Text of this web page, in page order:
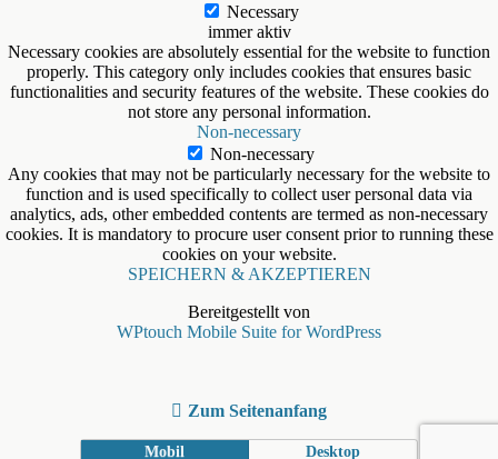
Necessary
immer aktiv
Necessary cookies are absolutely essential for the website to function
properly. This category only includes cookies that ensures basic
functionalities and security features of the website. These cookies do
not store any personal information.
Non-necessary
Non-necessary
Any cookies that may not be particularly necessary for the website to
function and is used specifically to collect user personal data via
analytics, ads, other embedded contents are termed as non-necessary
cookies. It is mandatory to procure user consent prior to running these
cookies on your website.
SPEICHERN & AKZEPTIEREN
Bereitgestellt von
WPtouch Mobile Suite for WordPress
Zum Seitenanfang
Mobil Desktop